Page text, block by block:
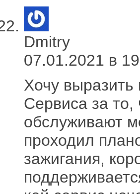
Dmitry
07.01.2021 в
Хочу выразить
Сервиса за то,
обслуживают
проходил
зажигания,